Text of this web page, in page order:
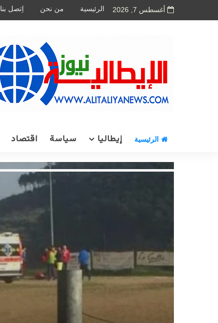
أغسطس 7, 2026 الرئيسية من نحن اِتصل بنا
الرئيسية إيطاليا سياسة اقتصاد